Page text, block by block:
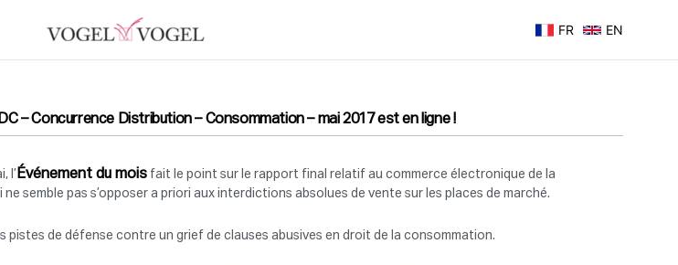
FR EN
– Concurrence Distribution – Consommation – mai 2017 est en ligne !
l’ Événement du mois fait le point sur le rapport final relatif au commerce électronique de la
semble pas s’opposer a priori aux interdictions absolues de vente sur les places de marché.
pistes de défense contre un grief de clauses abusives en droit de la consommation.